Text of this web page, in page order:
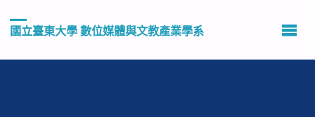
國立臺東大學 數位媒體與文教產業學系